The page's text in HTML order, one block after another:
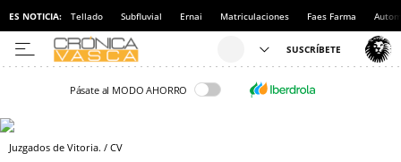
ES NOTICIA: Tellado Subfluvial Ernai Matriculaciones Faes Farma
Pásate al MODO AHORRO
Juzgados de Vitoria. / CV